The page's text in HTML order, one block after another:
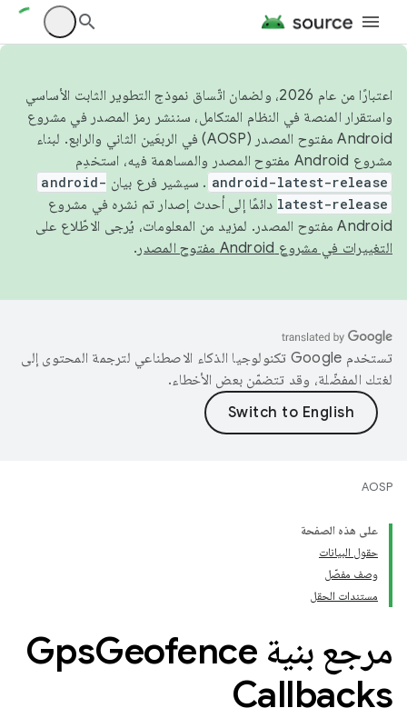
اعتبارًا من عام 2026، ولضمان اتّساق نموذج التطوير الثابت الأساسي
واستقرار المنصة في النظام المتكامل، سننشر رمز المصدر في مشروع
Android مفتوح المصدر (AOSP) في الربعَين الثاني والرابع. لبناء
مشروع Android مفتوح المصدر والمساهمة فيه، استخدِم
android-latest-release . سيشير فرع بيان android-
latest-release دائمًا إلى أحدث إصدار تم نشره في مشروع
Android مفتوح المصدر. لمزيد من المعلومات، يُرجى الاطّلاع على
التغييرات في مشروع Android مفتوح المصدر
.
تستخدم Google تكنولوجيا الذكاء الاصطناعي لترجمة المحتوى إلى
لغتك المفضّلة، وقد تتضمّن بعض الأخطاء.
AOSP
على هذه الصفحة
حقول البيانات
وصف مفصّل
مستندات الحقل
مرجع بنية Gps Geofence
Callbacks